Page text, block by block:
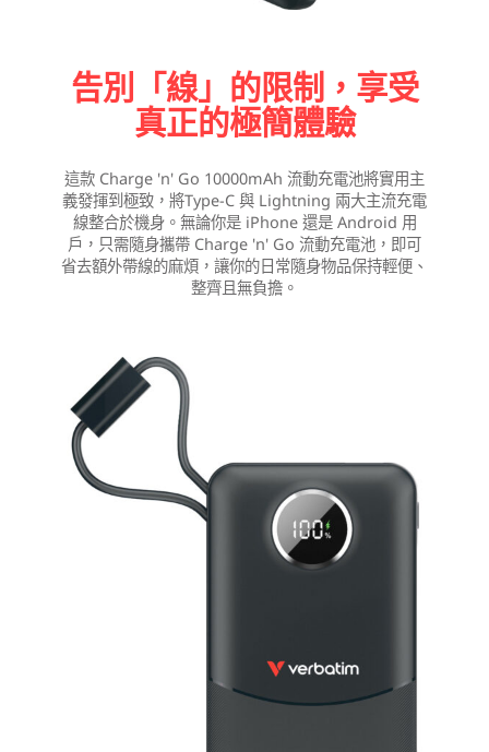
告別「線」的限制，享受
真正的極簡體驗
這款 Charge 'n' Go 10000mAh 流動充電池將實用主
義發揮到極致，將Type-C 與 Lightning 兩大主流充電
線整合於機身。無論你是 iPhone 還是 Android 用
戶，只需隨身攜帶 Charge 'n' Go 流動充電池，即可
省去額外帶線的麻煩，讓你的日常隨身物品保持輕便、
整齊且無負擔。